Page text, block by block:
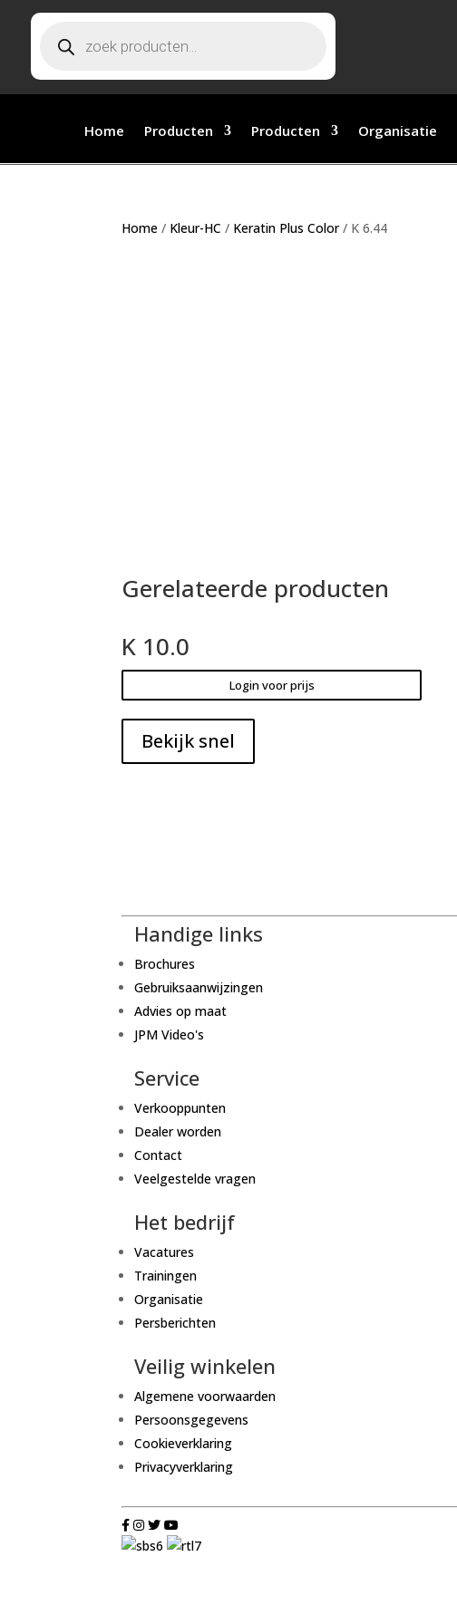
Home Producten Producten Organisatie
Home / Kleur-HC / Keratin Plus Color/ K 6.44
Gerelateerde producten
K 10.0
Login voor prijs
Bekijk snel
Handige links
Brochures
Gebruiksaanwijzingen
Advies op maat
JPM Video's
Service
Verkooppunten
Dealer worden
Contact
Veelgestelde vragen
Het bedrijf
Vacatures
Trainingen
Organisatie
Persberichten
Veilig winkelen
Algemene voorwaarden
Persoonsgegevens
Cookieverklaring
Privacyverklaring